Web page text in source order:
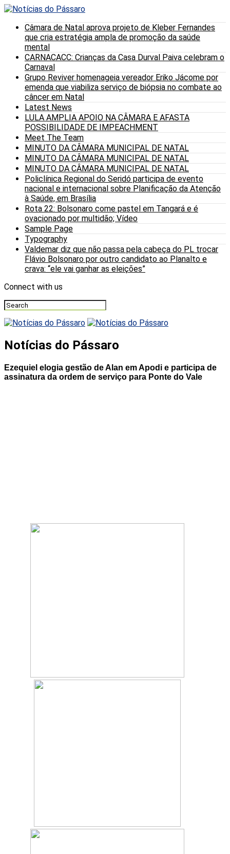
Câmara de Natal aprova projeto de Kleber Fernandes
que cria estratégia ampla de promoção da saúde
mental
CARNACACC: Crianças da Casa Durval Paiva celebram o
Carnaval
Grupo Reviver homenageia vereador Eriko Jácome por
emenda que viabiliza serviço de biópsia no combate ao
câncer em Natal
Latest News
LULA AMPLIA APOIO NA CÂMARA E AFASTA
POSSIBILIDADE DE IMPEACHMENT
Meet The Team
MINUTO DA CÂMARA MUNICIPAL DE NATAL
MINUTO DA CÂMARA MUNICIPAL DE NATAL
MINUTO DA CÂMARA MUNICIPAL DE NATAL
Policlínica Regional do Seridó participa de evento
nacional e internacional sobre Planificação da Atenção
à Saúde, em Brasília
Rota 22: Bolsonaro come pastel em Tangará e é
ovacionado por multidão; Vídeo
Sample Page
Typography
Valdemar diz que não passa pela cabeça do PL trocar
Flávio Bolsonaro por outro candidato ao Planalto e
crava: “ele vai ganhar as eleições”
Connect with us
Notícias do Pássaro
Ezequiel elogia gestão de Alan em Apodi e participa de
assinatura da ordem de serviço para Ponte do Vale